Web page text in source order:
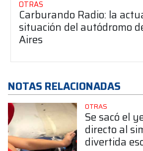
OTRAS
Carburando Radio: la
situación del autódromo
Aires
NOTAS RELACIONADAS
OTRAS
Se sacó el
directo al
divertida